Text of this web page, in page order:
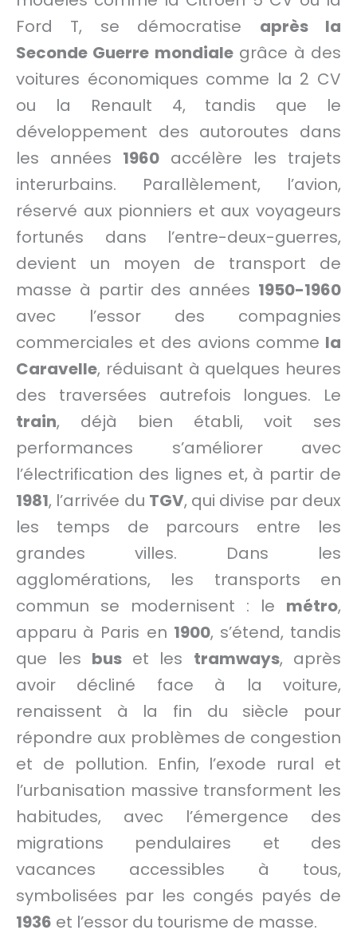
Ford T, se démocratise après la
Seconde Guerre mondialegrâce à des
voitures économiques comme la 2 CV
ou la Renault 4, tandis que le
développement des autoroutes dans
les années 1960 accélère les trajets
interurbains. Parallèlement, l’avion,
réservé aux pionniers et aux voyageurs
fortunés dans l’entre-deux-guerres,
devient un moyen de transport de
masse à partir des années 1950-1960
avec l’essor des compagnies
commerciales et des avions comme la
Caravelle, réduisant à quelques heures
des traversées autrefois longues. Le
train, déjà bien établi, voit ses
performances s’améliorer avec
l’électrification des lignes et, à partir de
1981, l’arrivée du TGV, qui divise par deux
les temps de parcours entre les
grandes villes. Dans les
agglomérations, les transports en
commun se modernisent : le métro,
apparu à Paris en 1900, s’étend, tandis
que les bus et les tramways, après
avoir décliné face à la voiture,
renaissent à la fin du siècle pour
répondre aux problèmes de congestion
et de pollution. Enfin, l’exode rural et
l’urbanisation massive transforment les
habitudes, avec l’émergence des
migrations pendulaires et des
vacances accessibles à tous,
symbolisées par les congés payés de
1936 et l’essor du tourisme de masse.